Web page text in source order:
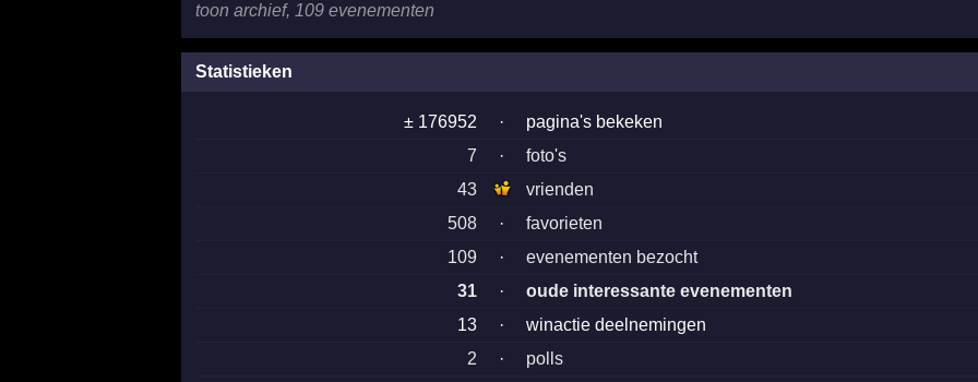
toon archief, 109 evenementen
Statistieken
± 176952 ·
pagina's bekeken
7
·
foto's
43
vrienden
508
·
favorieten
109
·
evenementen bezocht
31
·
oude interessante evenementen
13
·
winactie deelnemingen
2
·
polls